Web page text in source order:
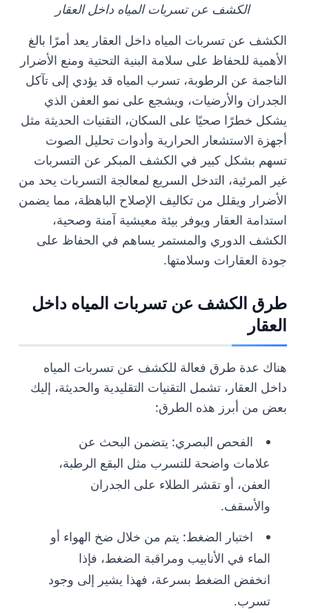
الكشف عن تسربات المياه داخل العقار
الكشف عن تسربات المياه داخل العقار يعد أمرًا بالغ
الأهمية للحفاظ على سلامة البنية التحتية ومنع الأضرار
الناجمة عن الرطوبة، تسرب المياه قد يؤدي إلى تآكل
الجدران والأرضيات، ويشجع على نمو العفن الذي
يشكل خطرًا صحيًا على السكان، التقنيات الحديثة مثل
أجهزة الاستشعار الحرارية وأدوات تحليل الصوت
تسهم بشكل كبير في الكشف المبكر عن التسربات
غير المرئية، التدخل السريع لمعالجة التسربات يحد من
الأضرار ويقلل من تكاليف الإصلاح الباهظة، مما يضمن
استدامة العقار ويوفر بيئة معيشية آمنة وصحية،
الكشف الدوري والمستمر يساهم في الحفاظ على
جودة العقارات وسلامتها.
طرق الكشف عن تسربات المياه داخل
العقار
هناك عدة طرق فعالة للكشف عن تسربات المياه
داخل العقار، تشمل التقنيات التقليدية والحديثة، إليك
بعض من أبرز هذه الطرق:
الفحص البصري: يتضمن البحث عن
علامات واضحة للتسرب مثل البقع الرطبة،
العفن، أو تقشر الطلاء على الجدران
والأسقف.
اختبار الضغط: يتم من خلال ضخ الهواء أو
الماء في الأنابيب ومراقبة الضغط، فإذا
انخفض الضغط بسرعة، فهذا يشير إلى وجود
تسرب.